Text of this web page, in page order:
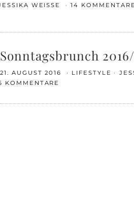
WEISSE
14 KOMMENTARE
Sonntagsbrunch
21. AUGUST 2016 LIFESTYLE
KOMMENTARE